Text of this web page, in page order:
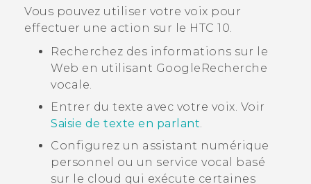
Vous pouvez utiliser votre voix pour
effectuer une action sur le HTC 10.
Recherchez des informations sur le
Web en utilisant Google Recherche
vocale.
Entrer du texte avec votre voix. Voir
Saisie de texte en parlant.
Configurez un assistant numérique
personnel ou un service vocal basé
sur le cloud qui exécute certaines